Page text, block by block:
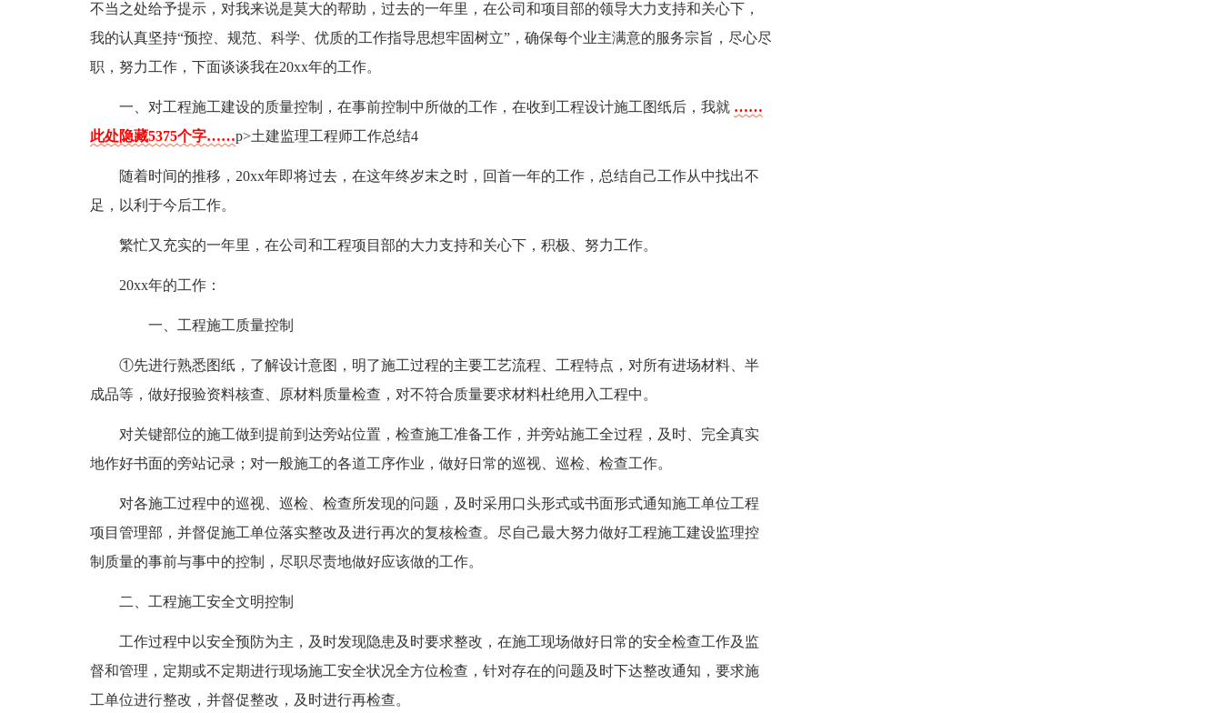
不当之处给予提示，对我来说是莫大的帮助，过去的一年里，在公司和项目部的领导大力支持和关心下，
我的认真坚持“预控、规范、科学、优质的工作指导思想牢固树立”，确保每个业主满意的服务宗旨，尽心尽
职，努力工作，下面谈谈我在20xx年的工作。
一、对工程施工建设的质量控制，在事前控制中所做的工作，在收到工程设计施工图纸后，我就 ……
此处隐藏5375个字……p>土建监理工程师工作总结4
随着时间的推移，20xx年即将过去，在这年终岁末之时，回首一年的工作，总结自己工作从中找出不
足，以利于今后工作。
繁忙又充实的一年里，在公司和工程项目部的大力支持和关心下，积极、努力工作。
20xx年的工作：
一、工程施工质量控制
①先进行熟悉图纸，了解设计意图，明了施工过程的主要工艺流程、工程特点，对所有进场材料、半
成品等，做好报验资料核查、原材料质量检查，对不符合质量要求材料杜绝用入工程中。
对关键部位的施工做到提前到达旁站位置，检查施工准备工作，并旁站施工全过程，及时、完全真实
地作好书面的旁站记录；对一般施工的各道工序作业，做好日常的巡视、巡检、检查工作。
对各施工过程中的巡视、巡检、检查所发现的问题，及时采用口头形式或书面形式通知施工单位工程
项目管理部，并督促施工单位落实整改及进行再次的复核检查。尽自己最大努力做好工程施工建设监理控
制质量的事前与事中的控制，尽职尽责地做好应该做的工作。
二、工程施工安全文明控制
工作过程中以安全预防为主，及时发现隐患及时要求整改，在施工现场做好日常的安全检查工作及监
督和管理，定期或不定期进行现场施工安全状况全方位检查，针对存在的问题及时下达整改通知，要求施
工单位进行整改，并督促整改，及时进行再检查。